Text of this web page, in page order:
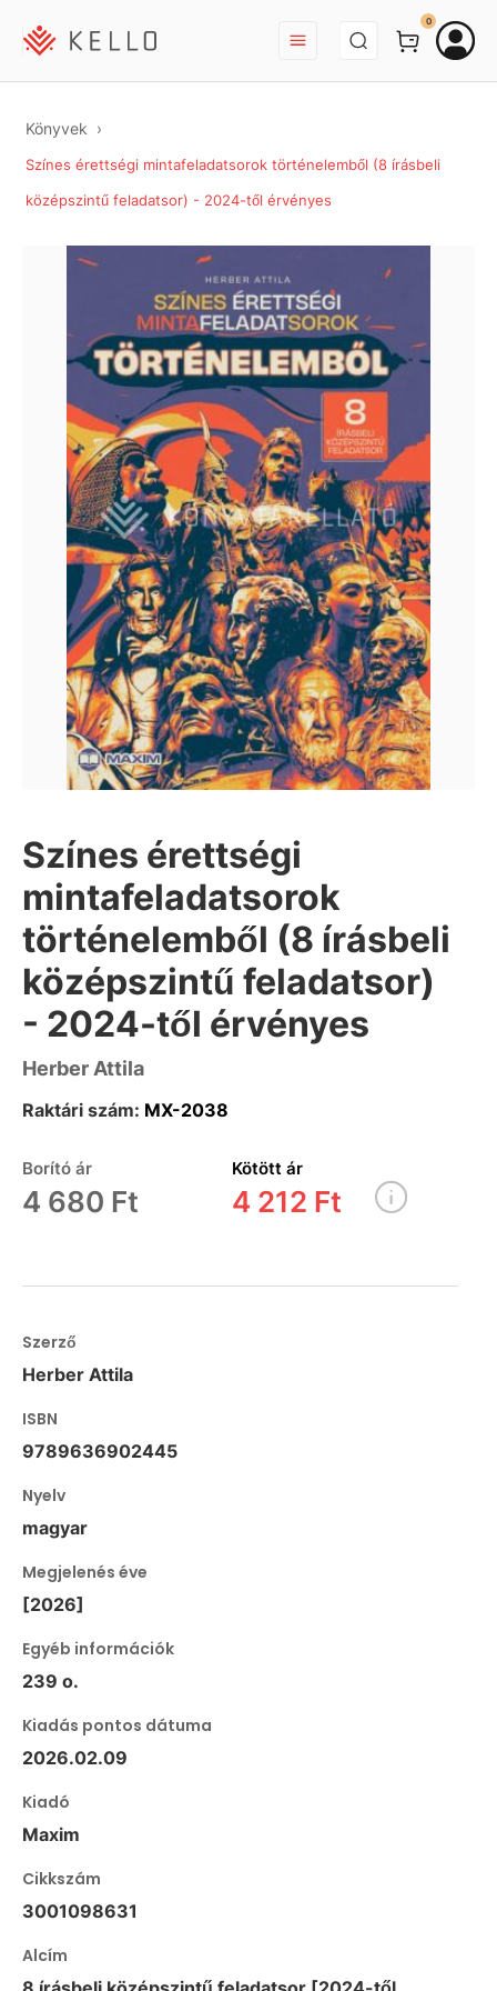
BEJELENTKEZÉS
0
Könyvek
Színes érettségi mintafeladatsorok történelemből (8 írásbeli
középszintű feladatsor) - 2024-től érvényes
Színes érettségi
mintafeladatsorok
történelemből (8 írásbeli
középszintű feladatsor)
- 2024-től érvényes
Herber Attila
Raktári szám: MX-2038
Borító ár
4 680 Ft
Kötött ár
4 212 Ft
Szerző
Herber Attila
ISBN
9789636902445
Nyelv
magyar
Megjelenés éve
[2026]
Egyéb információk
239 o.
Kiadás pontos dátuma
2026.02.09
Kiadó
Maxim
Cikkszám
3001098631
Alcím